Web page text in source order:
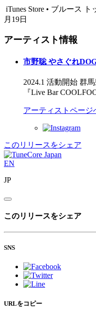
iTunes Store • ブルース ト
月19日
アーティスト情報
市野聡 やさぐれ
2024.1 活動開始 群
『Live Bar
アーティストページ
このリリースをシェア
EN
JP
このリリースをシェア
SNS
URLをコピー